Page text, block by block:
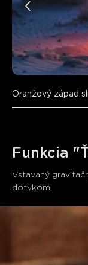
Oranžový západ
Funkcia
Vstavaný